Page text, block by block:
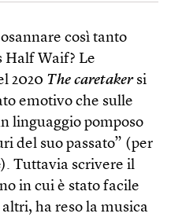
così tanto
Half Waif? Le
2020 The caretakersi
emotivo che sulle
linguaggio pomposo
del suo passato” (per
Tuttavia scrivere il
in cui è stato facile
ha reso la musica